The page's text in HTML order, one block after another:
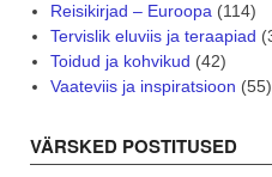
Reisikirjad – Euroopa (114)
Tervislik eluviis ja teraapiad
Toidud ja kohvikud (42)
Vaateviis ja inspiratsioon (55)
VÄRSKED POSTITUSED